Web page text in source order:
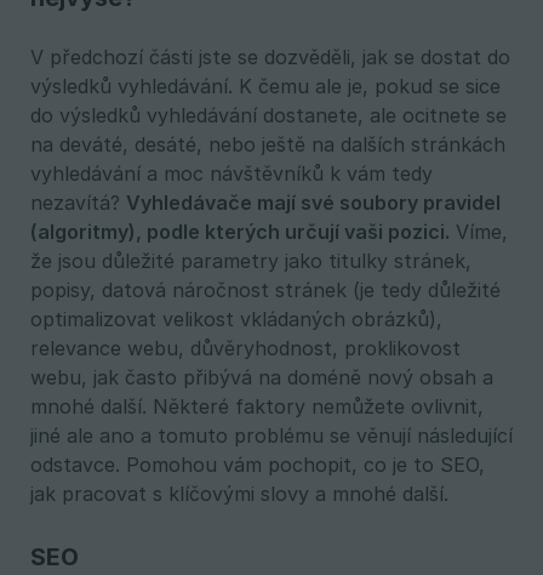
V předchozí části jste se dozvěděli, jak se dostat do
výsledků vyhledávání. K čemu ale je, pokud se sice
do výsledků vyhledávání dostanete, ale ocitnete se
na deváté, desáté, nebo ještě na dalších stránkách
vyhledávání a moc návštěvníků k vám tedy
nezavítá? Vyhledávače mají své soubory pravidel
(algoritmy), podle kterých určují vaši pozici. Víme,
že jsou důležité parametry jako titulky stránek,
popisy, datová náročnost stránek (je tedy důležité
optimalizovat velikost vkládaných obrázků),
relevance webu, důvěryhodnost, proklikovost
webu, jak často přibývá na doméně nový obsah a
mnohé další. Některé faktory nemůžete ovlivnit,
jiné ale ano a tomuto problému se věnují následující
odstavce. Pomohou vám pochopit, co je to SEO,
jak pracovat s klíčovými slovy a mnohé další.
SEO